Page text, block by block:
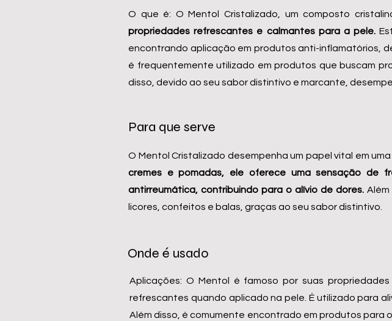
O que é: O Mentol Cristalizado, um composto
propriedades refrescantes e calmantes para a pele.
encontrando aplicação em produtos anti-inflamatórios,
é frequentemente utilizado em produtos que buscam
disso, devido ao seu sabor distintivo e marcante,
Para que serve
O Mentol Cristalizado desempenha um papel vital em
cremes e pomadas, ele oferece uma sensação de
antirreumática, contribuindo para o alívio de dores.Além
licores, confeitos e balas, graças ao seu sabor distintivo.
Onde é usado
Aplicações: O Mentol é famoso por suas
refrescantes quando aplicado na pele. É utilizado para
Além disso, é comumente encontrado em produtos para